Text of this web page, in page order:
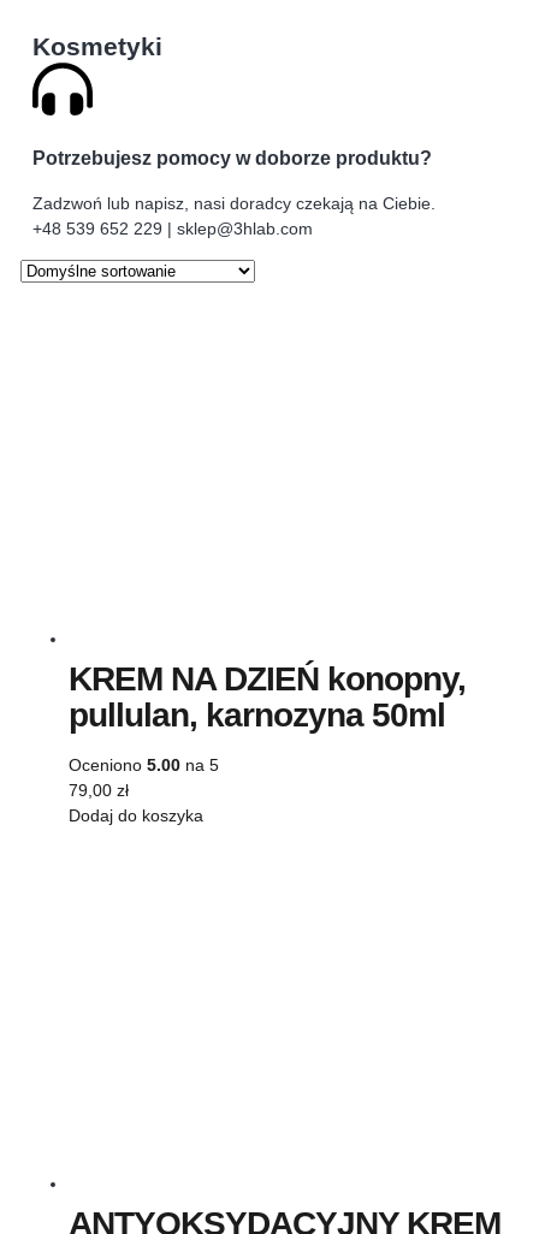
Kosmetyki
Potrzebujesz pomocy w doborze produktu?
Zadzwoń lub napisz, nasi doradcy czekają na Ciebie.
+48 539 652 229 | sklep@3hlab.com
KREM NA DZIEŃ konopny,
pullulan, karnozyna 50ml
Oceniono 5.00 na 5
79,00 zł
Dodaj do koszyka
ANTYOKSYDACYJNY KREM